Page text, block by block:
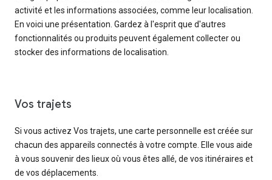
activité et les informations associées, comme leur localisation.
En voici une présentation. Gardez à l'esprit que d'autres
fonctionnalités ou produits peuvent également collecter ou
stocker des informations de localisation.
Vos trajets
Si vous activez Vos trajets, une carte personnelle est créée sur
chacun des appareils connectés à votre compte. Elle vous aide
à vous souvenir des lieux où vous êtes allé, de vos itinéraires et
de vos déplacements.